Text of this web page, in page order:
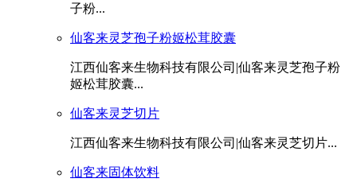
子粉...
仙客来灵芝孢子粉姬松茸胶囊
江西仙客来生物科技有限公司|仙客来灵芝孢子粉
姬松茸胶囊...
仙客来灵芝切片
江西仙客来生物科技有限公司|仙客来灵芝切片...
仙客来固体饮料